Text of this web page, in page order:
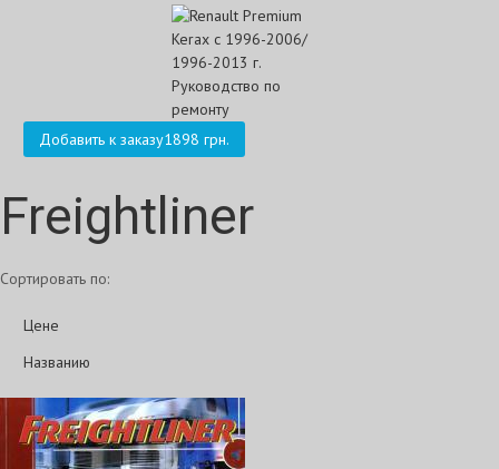
Добавить к заказу1898 грн.
Freightliner
Сортировать по:
Цене
Названию